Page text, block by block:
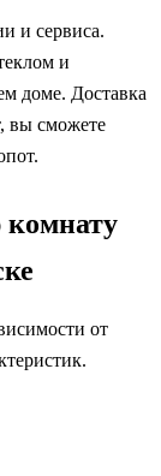
и сервиса.
и
доме. Доставка
вы сможете
комнату
от